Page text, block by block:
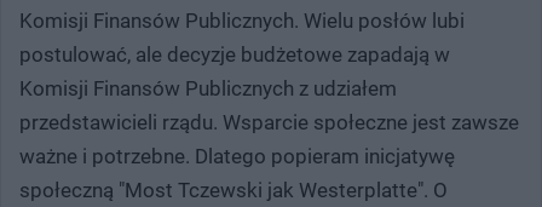
Komisji Finansów Publicznych. Wielu posłów lubi
postulować, ale decyzje budżetowe zapadają w
Komisji Finansów Publicznych z udziałem
przedstawicieli rządu. Wsparcie społeczne jest zawsze
ważne i potrzebne. Dlatego popieram inicjatywę
społeczną "Most Tczewski jak Westerplatte". O